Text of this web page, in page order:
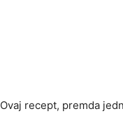
Ovaj recept, premda